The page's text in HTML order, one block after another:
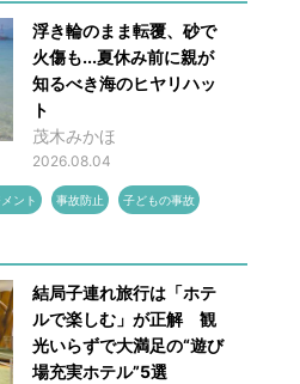
浮き輪のまま転覆、砂で
火傷も...夏休み前に親が
知るべき海のヒヤリハッ
ト
茂木みかほ
2026.08.04
ント 事故防止 子どもの事故
結局子連れ旅行は「ホテ
ルで楽しむ」が正解 観
光いらずで大満足の“遊び
場充実ホテル”5選